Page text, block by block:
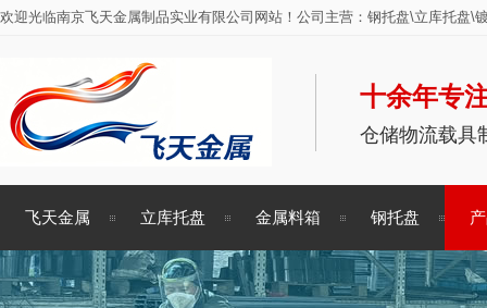
欢迎光临南京飞天金属制品实业有限公司网站！公司主营：钢托盘\立库托盘\
十余年专
仓储物流载具
飞天金属 立库托盘 金属料箱 钢托盘